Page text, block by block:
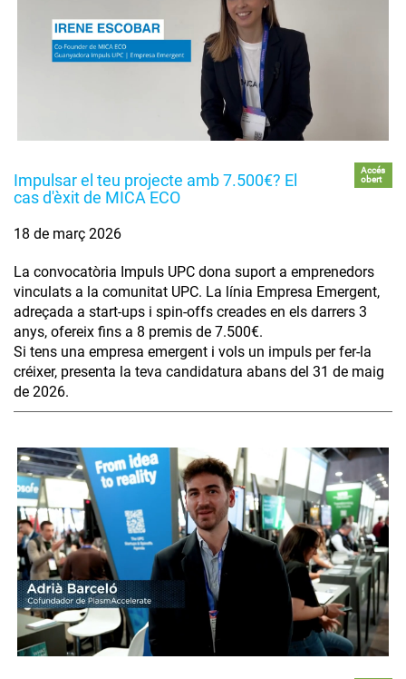
Impulsar el teu projecte amb 7.500€? El
cas d'èxit de MICA ECO
Accés
obert
18 de març 2026
La convocatòria Impuls UPC dona suport a emprenedors
vinculats a la comunitat UPC. La línia Empresa Emergent,
adreçada a start-ups i spin-offs creades en els darrers 3
anys, ofereix fins a 8 premis de 7.500€.
Si tens una empresa emergent i vols un impuls per fer-la
créixer, presenta la teva candidatura abans del 31 de maig
de 2026.